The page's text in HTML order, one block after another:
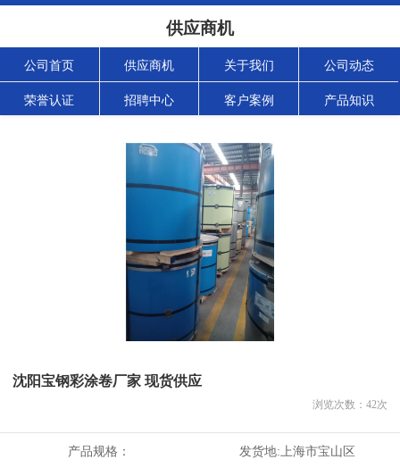
供应商机
公司首页 供应商机 关于我们 公司动态
荣誉认证 招聘中心 客户案例 产品知识
沈阳宝钢彩涂卷厂家 现货供应
浏览次数： 42次
产品规格： 发货地: 上海市宝山区